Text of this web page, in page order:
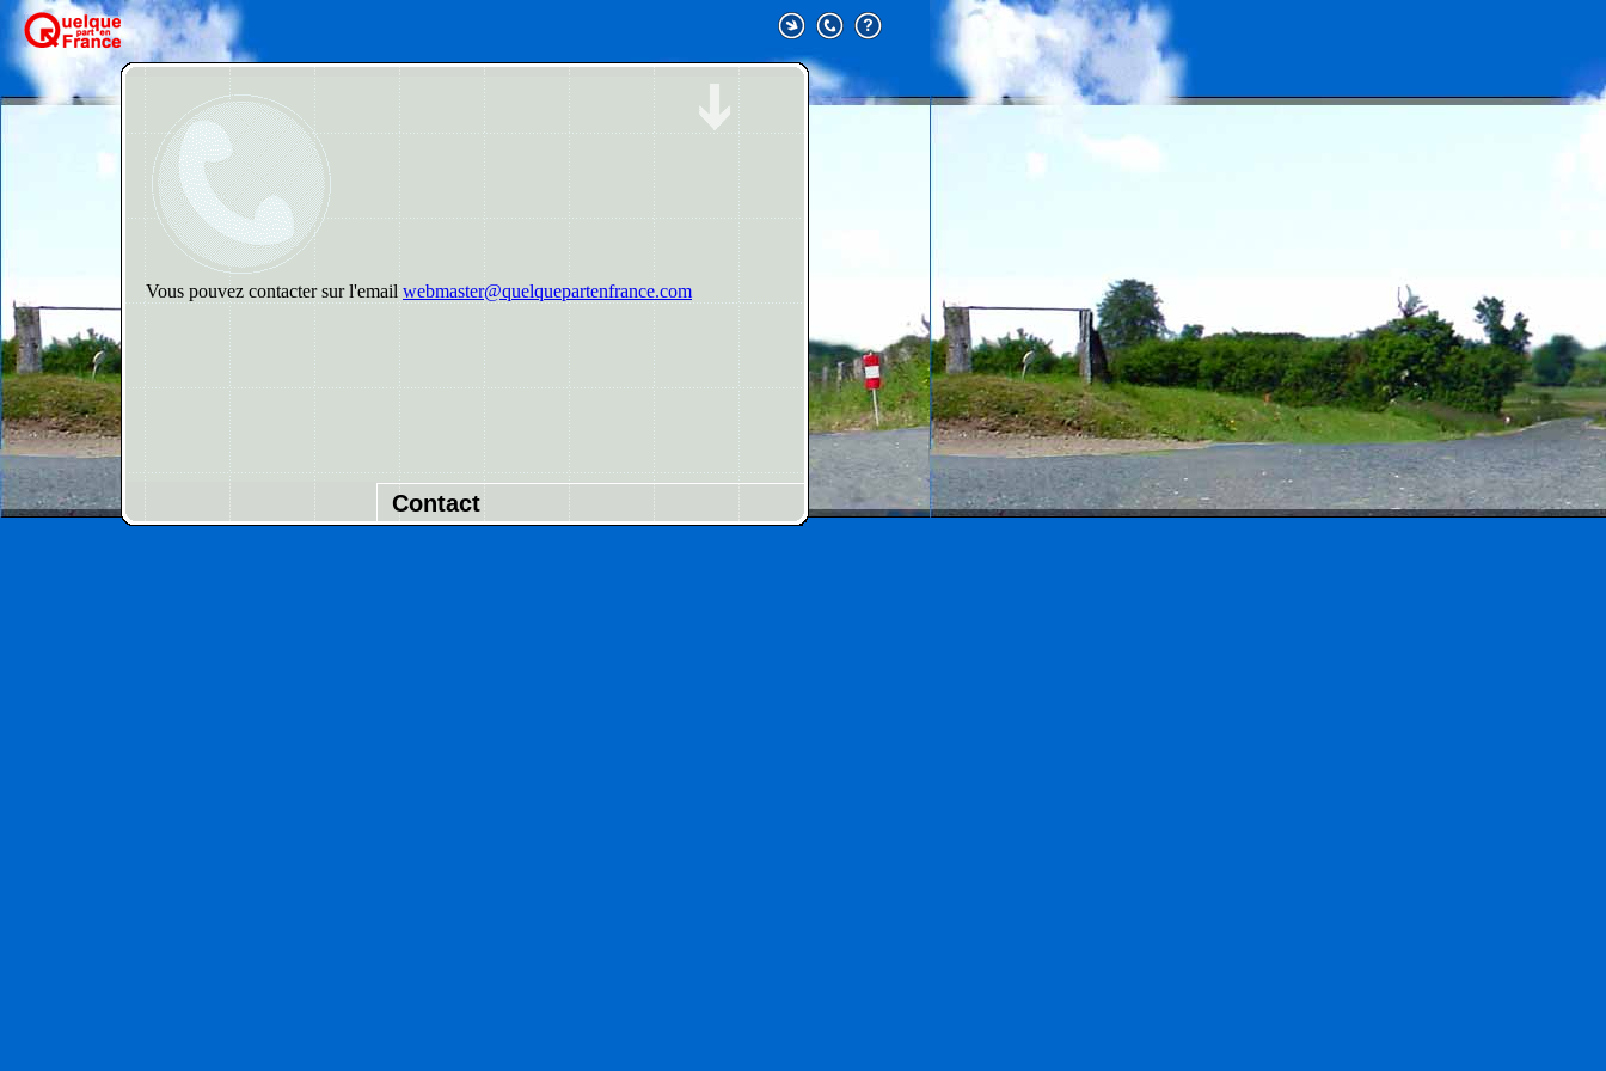
Vous pouvez contacter sur l'emailwebmaster@quelquepartenfrance.com
Contact